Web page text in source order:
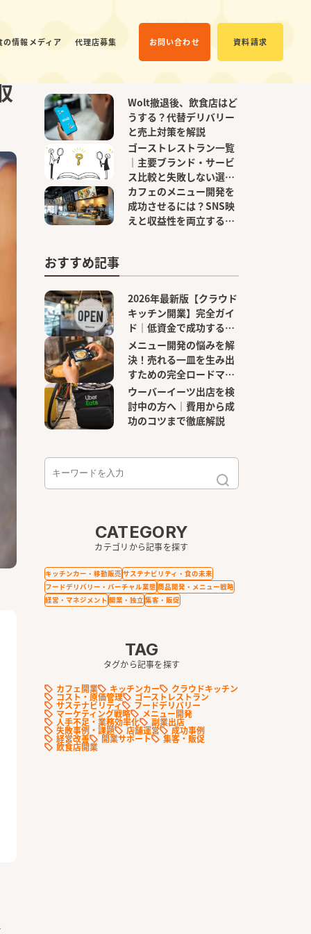
の情報メディア 代理店募集 お問い合わせ 資料請求
Wolt撤退後、飲食店はど
うする？代替デリバリー
と売上対策を解説
ゴーストレストラン一覧
｜主要ブランド・サービ
ス比較と失敗しない選び
方【2025年版】
カフェのメニュー開発を
成功させるには？SNS映
えと収益性を両立する実
おすすめ記事
2026年最新版【クラウド
キッチン開業】完全ガイ
ド｜低資金で成功する始
め方から運営までを徹底
解説！
メニュー開発の悩みを解
決！売れる一皿を生み出
すための完全ロードマッ
プ
ウーバーイーツ出店を検
討中の方へ｜費用から成
功のコツまで徹底解説
CATEGORY
カテゴリから記事を探す
キッチンカー・移動販売サステナビリティ・食の未来
フードデリバリー・バーチャル業態商品開発・メニュー戦略
経営・マネジメント開業・独立集客・販促
TAG
タグから記事を探す
カフェ開業 キッチンカー クラウドキッチン
コスト・原価管理 ゴーストレストラン
サステナビリティ フードデリバリー
マーケティング戦略 メニュー開発
人手不足・業務効率化 副業出店
失敗事例・課題 店舗運営 成功事例
経営改善 開業サポート 集客・販促
飲食店開業